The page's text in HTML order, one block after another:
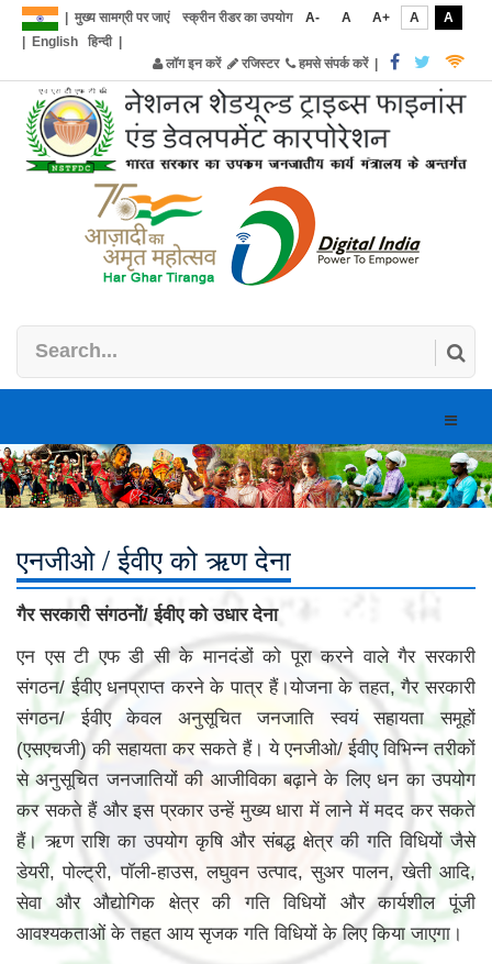
मुख्य सामग्री पर जाएं स्क्रीन रीडर का उपयोग A- A A+ A
A
English हिन्दी|
लॉग इन करें
रजिस्टर हमसे संपर्क करें|
Toggle
एनजीओ / ईवीए को ऋण देना
गैर सरकारी संगठनों/ ईवीए को उधार देना
एन एस टी एफ डी सी के मानदंडों को पूरा करने वाले गैर सरकारी
संगठन/ ईवीए धनप्राप्त करने के पात्र हैं।योजना के तहत, गैर सरकारी
संगठन/ ईवीए केवल अनुसूचित जनजाति स्वयं सहायता समूहों
(एसएचजी) की सहायता कर सकते हैं। ये एनजीओ/ ईवीए विभिन्न तरीकों
से अनुसूचित जनजातियों की आजीविका बढ़ाने के लिए धन का उपयोग
कर सकते हैं और इस प्रकार उन्हें मुख्य धारा में लाने में मदद कर सकते
हैं। ऋण राशि का उपयोग कृषि और संबद्ध क्षेत्र की गति विधियों जैसे
डेयरी, पोल्ट्री, पॉली-हाउस, लघुवन उत्पाद, सुअर पालन, खेती आदि,
सेवा और औद्योगिक क्षेत्र की गति विधियों और कार्यशील पूंजी
आवश्यकताओं के तहत आय सृजक गति विधियों के लिए किया जाएगा।